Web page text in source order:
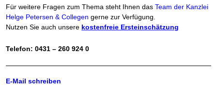
Für weitere Fragen zum Thema steht Ihnen dasTeam der Kanzlei
Helge Petersen & Collegen gerne zur Verfügung.
Nutzen Sie auch unsere kostenfreie Ersteinschätzung
Telefon: 0431 – 260 924 0
E-Mail schreiben